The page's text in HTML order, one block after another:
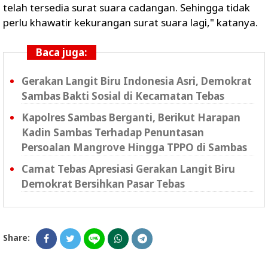
telah tersedia surat suara cadangan. Sehingga tidak
perlu khawatir kekurangan surat suara lagi," katanya.
Baca juga:
Gerakan Langit Biru Indonesia Asri, Demokrat
Sambas Bakti Sosial di Kecamatan Tebas
Kapolres Sambas Berganti, Berikut Harapan
Kadin Sambas Terhadap Penuntasan
Persoalan Mangrove Hingga TPPO di Sambas
Camat Tebas Apresiasi Gerakan Langit Biru
Demokrat Bersihkan Pasar Tebas
Share: